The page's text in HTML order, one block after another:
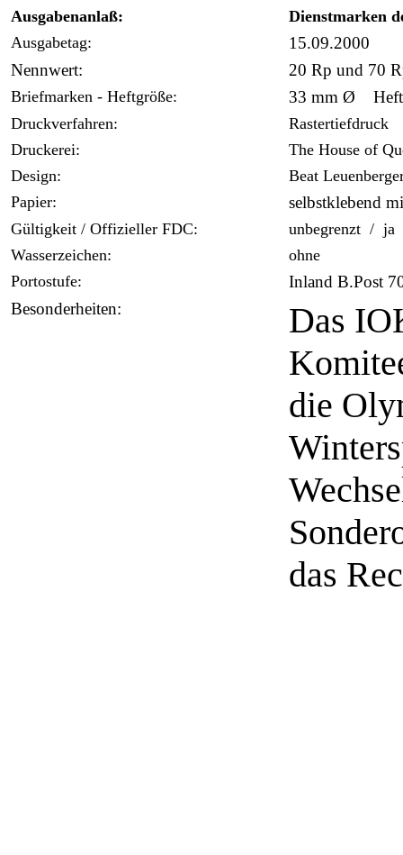
Ausgabenanlaß:
Dienstmarken
Ausgabetag:
15.09.2000
Nennwert:
20 Rp und 70
Briefmarken - Heftgröße: 33 mm Ø
Druckverfahren:
Rastertiefdruck
Druckerei:
The House of
Design:
Beat
Papier:
selbstklebend
Gültigkeit / Offizieller FDC:
unbegrenzt / ja
Wasserzeichen:
ohne
Portostufe:
Inland B.Post
Besonderheiten:
Das
die
das